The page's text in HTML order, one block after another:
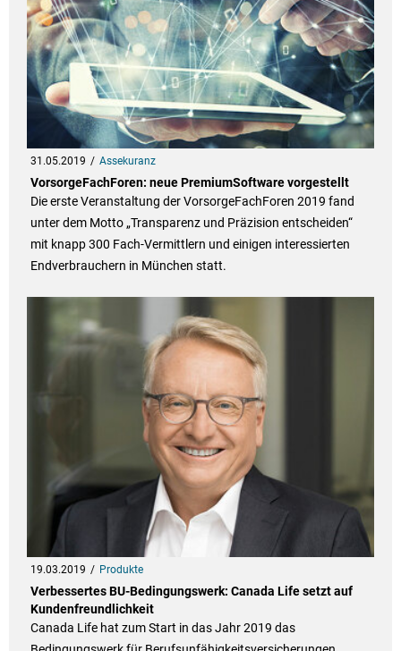
31.05.2019 Assekuranz
VorsorgeFachForen: neue PremiumSoftware vorgestellt
Die erste Veranstaltung der VorsorgeFachForen 2019 fand
unter dem Motto „Transparenz und Präzision entscheiden“
mit knapp 300 Fach-Vermittlern und einigen interessierten
Endverbrauchern in München statt.
19.03.2019 Produkte
Verbessertes BU-Bedingungswerk: Canada Life setzt auf
Kundenfreundlichkeit
Canada Life hat zum Start in das Jahr 2019 das